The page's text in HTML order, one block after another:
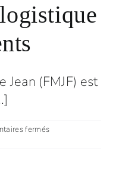
Jean (FMJF) est
ferméssur